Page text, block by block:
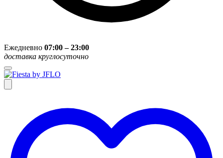
Ежедневно 07:00 – 23:00
доставка круглосуточно